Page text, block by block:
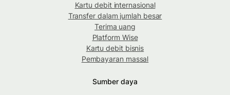
Kartu debit internasional
Transfer dalam jumlah besar
Terima uang
Platform Wise
Kartu debit bisnis
Pembayaran massal
Sumber daya